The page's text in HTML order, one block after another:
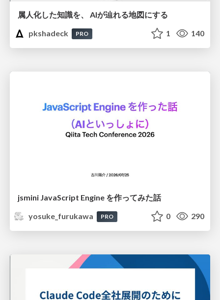
属人化した知識を、 AIが辿れる地図にする
pkshadeck
PRO 1 140
jsmini JavaScript Engine を作ってみた話
yosuke_furukawa
PRO 0 290